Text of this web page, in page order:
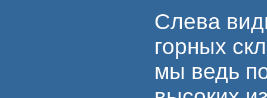
Слева
горных
мы ведь